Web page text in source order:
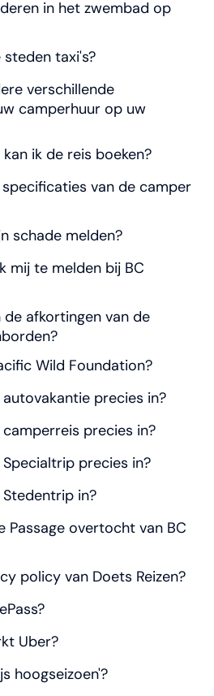
in het zwembad op
steden taxi's?
verschillende
camperhuur op uw
ik de reis boeken?
van de camper
schade melden?
mij te melden bij BC
afkortingen van de
Wild Foundation?
precies in?
precies in?
precies in?
in?
Passage overtocht van BC
policy van Doets Reizen?
Uber?
hoogseizoen'?